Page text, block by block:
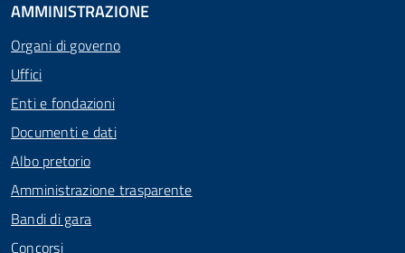
AMMINISTRAZIONE
Organi di governo
Uffici
Enti e fondazioni
Documenti e dati
Albo pretorio
Amministrazione trasparente
Bandi di gara
Concorsi